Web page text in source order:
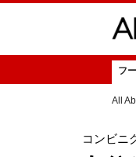
フ
All
コンビニ